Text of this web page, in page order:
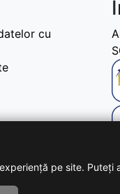
cu
pe site.